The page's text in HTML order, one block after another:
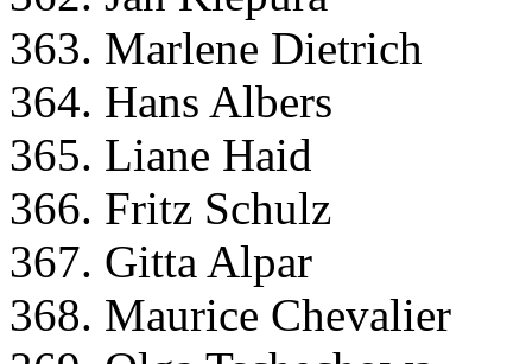
363. Marlene Dietrich
364. Hans Albers
365. Liane Haid
366. Fritz Schulz
367. Gitta Alpar
368. Maurice Chevalier